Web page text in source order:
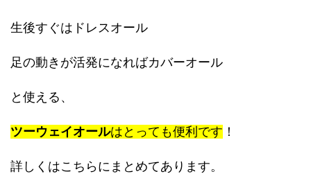
生後すぐはドレスオール
足の動きが活発になればカバーオール
と使える、
ツーウェイオールはとっても便利です ！
詳しくはこちらにまとめてあります。